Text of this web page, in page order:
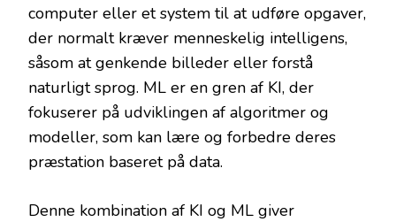
computer eller et system til at udføre opgaver,
der normalt kræver menneskelig intelligens,
såsom at genkende billeder eller forstå
naturligt sprog. ML er en gren af KI, der
fokuserer på udviklingen af algoritmer og
modeller, som kan lære og forbedre deres
præstation baseret på data.
Denne kombination af KI og ML giver